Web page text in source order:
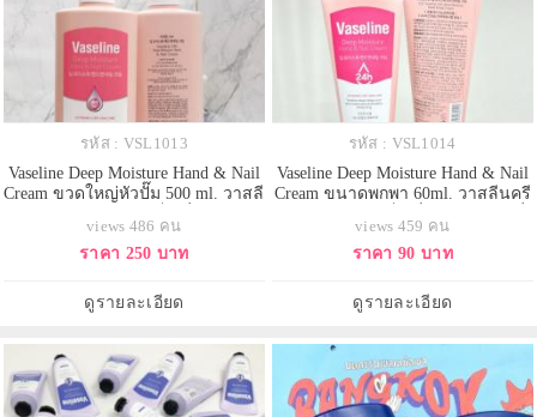
รหัส : VSL1013
Vaseline Deep Moisture Hand & Nail
Cream ขวดใหญ่หัวปั๊ม 500 ml. วาสลี
ผลิตที่เกาหลีเท่านั้น ด้วยสูตรที่เข้ม
ข้น ไม่เหนียวเหนอะหนะ ให้ความ
fruity อ่อนๆ
views 486 คน
ราคา 250 บาท
ดูรายละเอียด
รหัส : VSL1014
Vaseline Deep Moisture Hand & Nail
Cream ขนาดพกพา 60ml. วาสลีนครี
เกาหลีเท่านั้น ด้วยสูตรที่เข้มข้น ไม่
เหนียวเหนอะหนะ ให้ความชุ่มชื้นแก่
อ่อนๆ
views 459 คน
ราคา 90 บาท
ดูรายละเอียด